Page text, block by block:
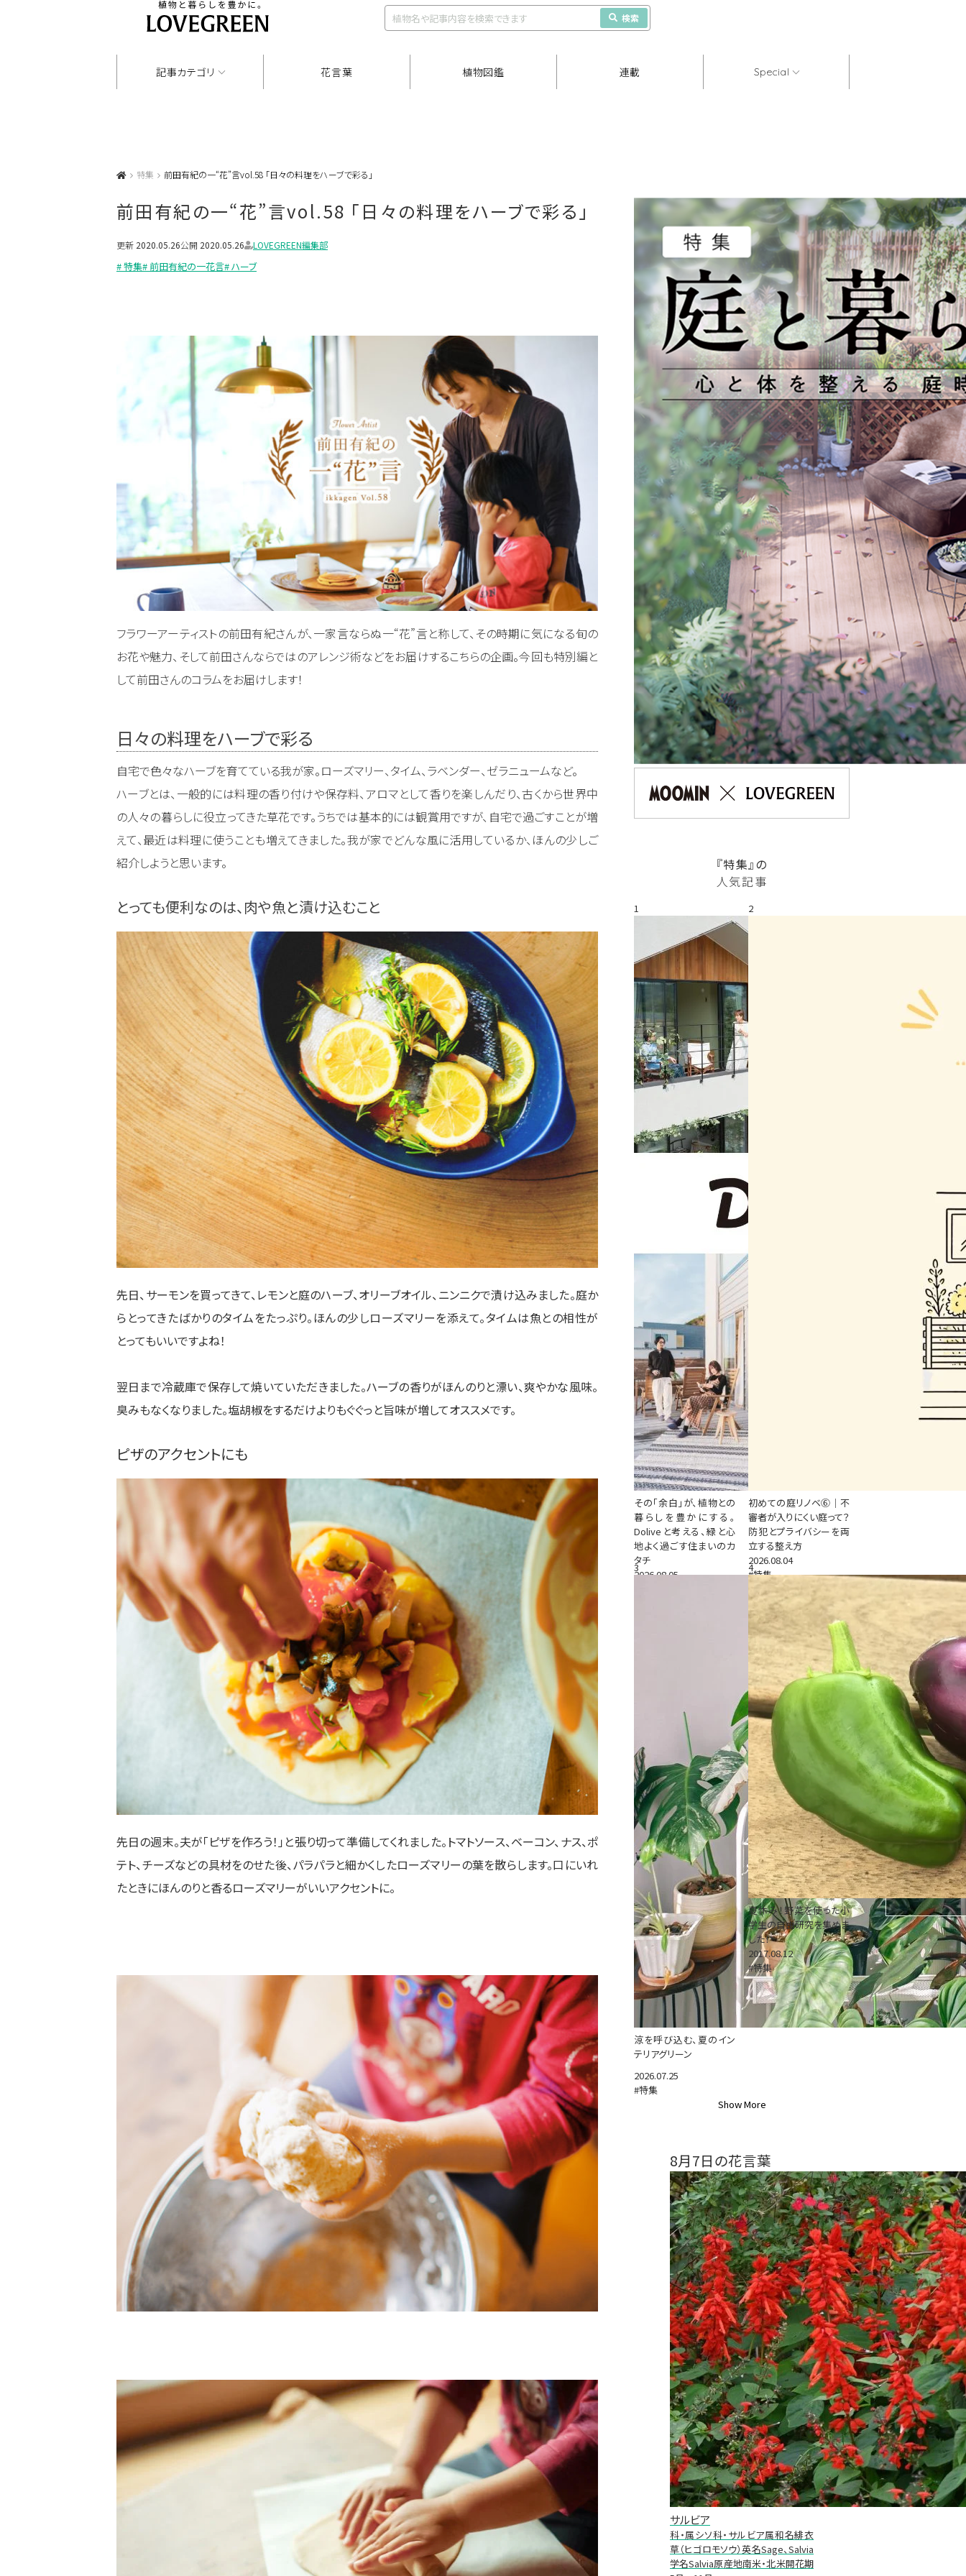
検索
記事カテゴリ 花言葉 植物図鑑 連載 Special
特集 前田有紀の一“花”言vol.58 「日々の料理をハーブで彩る」
前田有紀の一“花”言vol.58 「日々の料理をハーブで彩る」
更新 2020.05.26公開 2020.05.26 LOVEGREEN編集部
# 特集# 前田有紀の一花言# ハーブ
フラワーアーティストの前田有紀さんが、一家言ならぬ一“花”言と称して、その時期に気になる旬の
お花や魅力、そして前田さんならではのアレンジ術などをお届けするこちらの企画。今回も特別編と
して前田さんのコラムをお届けします！
日々の料理をハーブで彩る
自宅で色々なハーブを育てている我が家。ローズマリー、タイム、ラベンダー、ゼラニュームなど。
ハーブとは、一般的には料理の香り付けや保存料、アロマとして香りを楽しんだり、古くから世界中
の人々の暮らしに役立ってきた草花です。うちでは基本的には観賞用ですが、自宅で過ごすことが増
えて、最近は料理に使うことも増えてきました。我が家でどんな風に活用しているか、ほんの少しご
紹介しようと思います。
とっても便利なのは、肉や魚と漬け込むこと
先日、サーモンを買ってきて、レモンと庭のハーブ、オリーブオイル、ニンニクで漬け込みました。庭か
らとってきたばかりのタイムをたっぷり。ほんの少しローズマリーを添えて。タイムは魚との相性が
とってもいいですよね！
翌日まで冷蔵庫で保存して焼いていただきました。ハーブの香りがほんのりと漂い、爽やかな風味。
臭みもなくなりました。塩胡椒をするだけよりもぐぐっと旨味が増してオススメです。
ピザのアクセントにも
先日の週末。夫が「ピザを作ろう！」と張り切って準備してくれました。 トマトソース、ベーコン、ナス、ポ
テト、チーズなどの具材をのせた後、パラパラと細かくしたローズマリーの葉を散らします。口にいれ
たときにほんのりと香るローズマリーがいいアクセントに。
『特集』の
人気記事
1
その「余白」が、植物との
暮らしを豊かにする。
Doliveと考える、緑と心
地よく過ごす住まいのカ
タチ
2026.08.05
2
初めての庭リノベ⑥｜不
審者が入りにくい庭って？
防犯とプライバシーを両
立する整え方
2026.08.04
#特集
3
涼を呼び込む、夏のイン
テリアグリーン
2026.07.25
#特集
4
夏休み！野菜を使った小
学生の自由研究を集めま
した！
2017.08.12
#特集
Show More
8月7日の花言葉
サルビア
科・属シソ科・サルビア属和名緋衣
草（ヒゴロモソウ）英名Sage、Salvia
学名Salvia原産地南米・北米開花期